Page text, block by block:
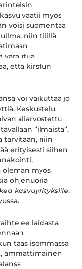
vaatii myös
voisi suomentaa
niin tilillä
varautua
että kirstun
voi vaikuttaa jo
Keskustelu
aliarvostettu
”ilmaista”.
tarvitaan, niin
erityisesti siihen
oleman myös
ohjenuoria
kasvuyrityksille.
laidasta
taas isommassa
ammattimainen